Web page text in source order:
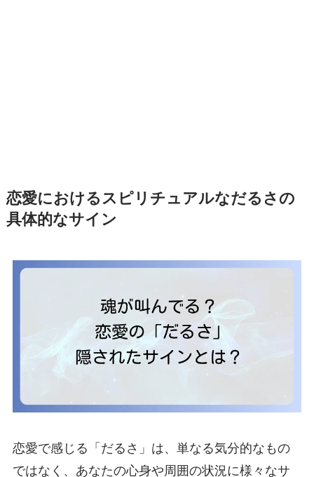
恋愛におけるスピリチュアルなだるさの
具体的なサイン
恋愛で感じる「だるさ」は、単なる気分的なもの
ではなく、あなたの心身や周囲の状況に様々なサ